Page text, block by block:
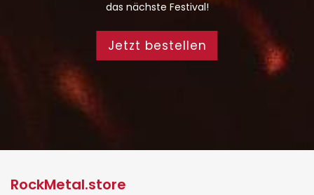
das nächste Festival!
Jetzt bestellen
RockMetal.store